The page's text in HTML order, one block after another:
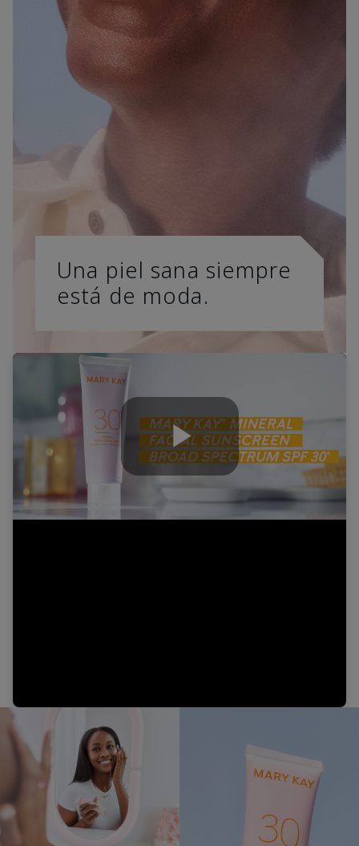
Una piel sana siempre
está de moda.
Play